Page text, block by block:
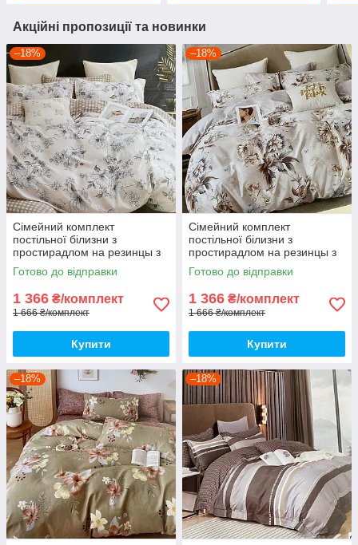
Акційні пропозиції та новинки
–18%
Сімейний комплект
постільної білизни з
простирадлом на резинцы з
фланелі, дві підковдри
Готово до відправки
1 366 ₴/комплект
1 666 ₴/комплект
Купити
–18%
Сімейний комплект
постільної білизни з
простирадлом на резинцы з
фланелі з двома підковдрами
Готово до відправки
1 366 ₴/комплект
1 666 ₴/комплект
Купити
–18% –18%